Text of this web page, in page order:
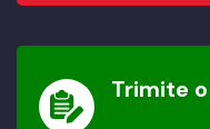
Trimite